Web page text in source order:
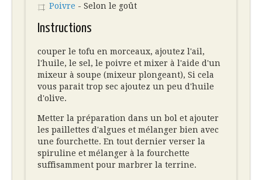
Poivre - Selon le goût
Instructions
couper le tofu en morceaux, ajoutez l'ail,
l'huile, le sel, le poivre et mixer à l'aide d'un
mixeur à soupe (mixeur plongeant), Si cela
vous parait trop sec ajoutez un peu d'huile
d'olive.
Metter la préparation dans un bol et ajouter
les paillettes d'algues et mélanger bien avec
une fourchette. En tout dernier verser la
spiruline et mélanger à la fourchette
suffisamment pour marbrer la terrine.